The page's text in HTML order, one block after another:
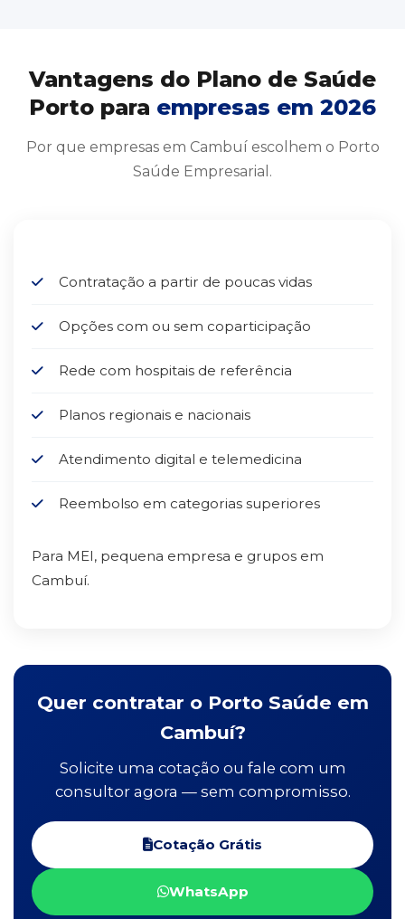
Vantagens do Plano de Saúde
Porto para empresas em 2026
Por que empresas em Cambuí escolhem o Porto
Saúde Empresarial.
Contratação a partir de poucas vidas
Opções com ou sem coparticipação
Rede com hospitais de referência
Planos regionais e nacionais
Atendimento digital e telemedicina
Reembolso em categorias superiores
Para MEI, pequena empresa e grupos em
Cambuí.
Quer contratar o Porto Saúde em
Cambuí?
Solicite uma cotação ou fale com um
consultor agora — sem compromisso.
Cotação Grátis
WhatsApp